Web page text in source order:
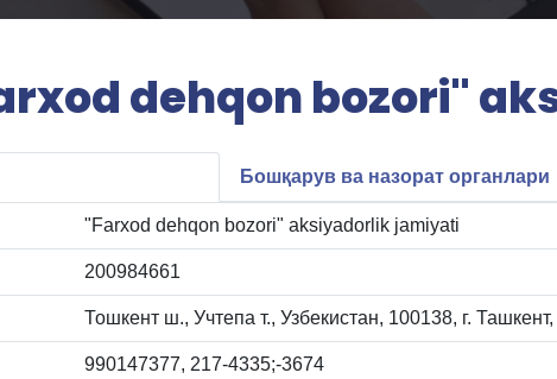
dehqon bozori"
Бошқарув ва назорат органлари
"Farxod dehqon bozori" aksiyadorlik jamiyati
200984661
Тошкент ш., Учтепа т., Узбекистан, 100138, г.
990147377, 217-4335;-3674